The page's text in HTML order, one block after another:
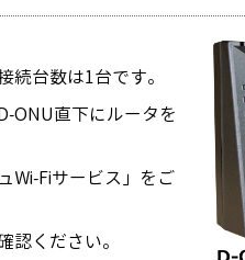
台数は1台です。
ONU直下にルータを
Wi-Fiサービス」をご
認ください。